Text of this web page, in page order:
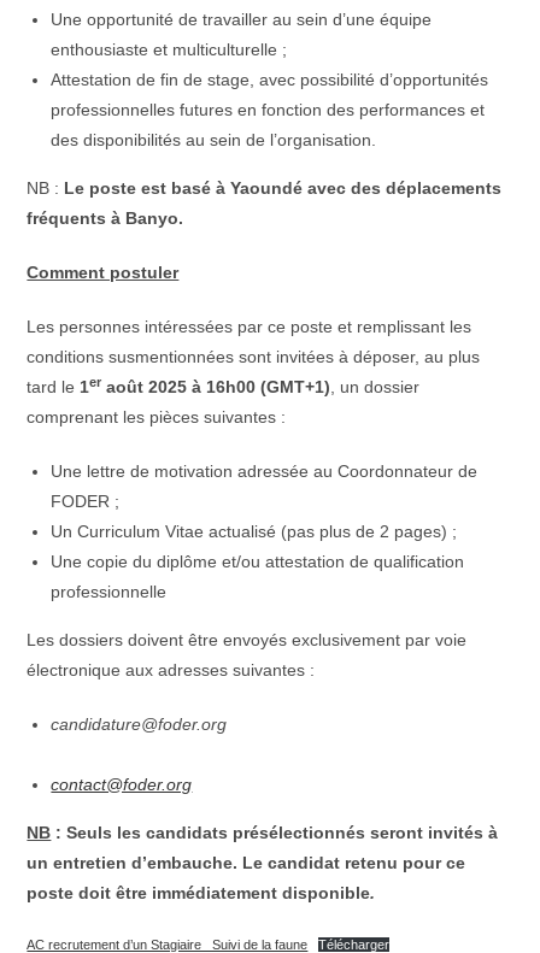
Une opportunité de travailler au sein d’une équipe
enthousiaste et multiculturelle ;
Attestation de fin de stage, avec possibilité d’opportunités
professionnelles futures en fonction des performances et
des disponibilités au sein de l’organisation.
NB : Le poste est basé à Yaoundé avec des déplacements
fréquents à Banyo.
Comment postuler
Les personnes intéressées par ce poste et remplissant les
conditions susmentionnées sont invitées à déposer, au plus
tard le 1er août 2025 à 16h00 (GMT+1) , un dossier
comprenant les pièces suivantes :
Une lettre de motivation adressée au Coordonnateur de
FODER ;
Un Curriculum Vitae actualisé (pas plus de 2 pages) ;
Une copie du diplôme et/ou attestation de qualification
professionnelle
Les dossiers doivent être envoyés exclusivement par voie
électronique aux adresses suivantes :
candidature@foder.org
contact@foder.org
NB : Seuls les candidats présélectionnés seront invités à
un entretien d’embauche. Le candidat retenu pour ce
poste doit être immédiatement disponible.
AC recrutement d’un Stagiaire _Suivi de la faune Télécharger